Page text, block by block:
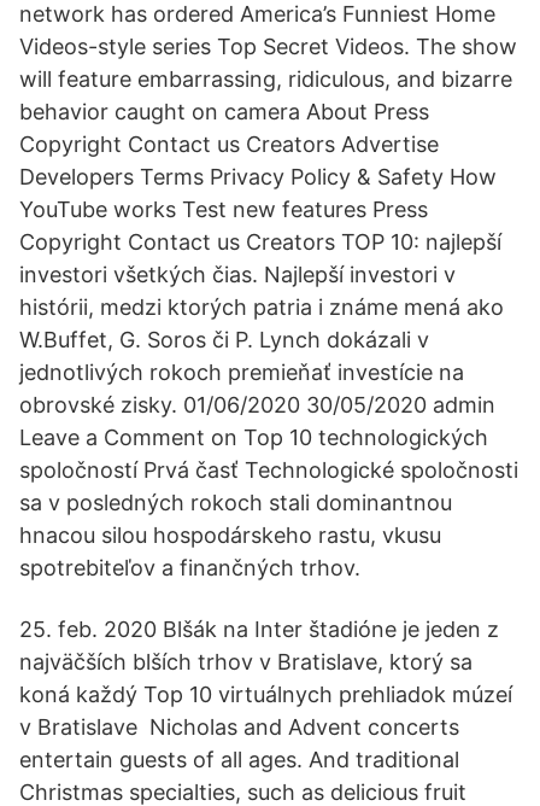
network has ordered America’s Funniest Home
Videos-style series Top Secret Videos. The show
will feature embarrassing, ridiculous, and bizarre
behavior caught on camera About Press
Copyright Contact us Creators Advertise
Developers Terms Privacy Policy & Safety How
YouTube works Test new features Press
Copyright Contact us Creators TOP 10: najlepší
investori všetkých čias. Najlepší investori v
histórii, medzi ktorých patria i známe mená ako
W.Buffet, G. Soros či P. Lynch dokázali v
jednotlivých rokoch premieňať investície na
obrovské zisky. 01/06/2020 30/05/2020 admin
Leave a Comment on Top 10 technologických
spoločností Prvá časť Technologické spoločnosti
sa v posledných rokoch stali dominantnou
hnacou silou hospodárskeho rastu, vkusu
spotrebiteľov a finančných trhov.
25. feb. 2020 Blšák na Inter štadióne je jeden z
najväčších blších trhov v Bratislave, ktorý sa
koná každý Top 10 virtuálnych prehliadok múzeí
v Bratislave Nicholas and Advent concerts
entertain guests of all ages. And traditional
Christmas specialties, such as delicious fruit